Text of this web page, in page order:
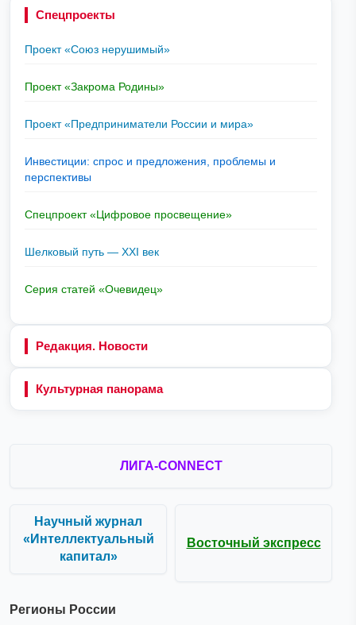
Спецпроекты
Проект «Союз нерушимый»
Проект «Закрома Родины»
Проект «Предприниматели России и мира»
Инвестиции: спрос и предложения, проблемы и
перспективы
Спецпроект «Цифровое просвещение»
Шелковый путь — XXI век
Серия статей «Очевидец»
Редакция. Новости
Культурная панорама
ЛИГА-CONNECT
Научный журнал
«Интеллектуальный
капитал»
Восточный экспресс
Регионы России